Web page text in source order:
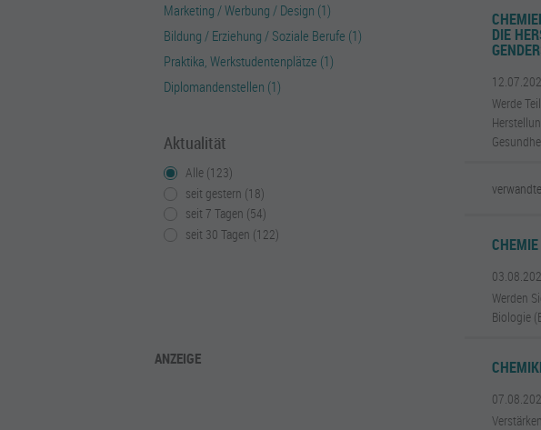
Marketing / Werbung / Design (1)
Bildung / Erziehung / Soziale Berufe (1)
Praktika, Werkstudentenplätze (1)
Diplomandenstellen (1)
Aktualität
Alle (123)
seit gestern (18)
seit 7 Tagen (54)
seit 30 Tagen (122)
ANZEIGE
DIE
Werde
Werden
Biologie